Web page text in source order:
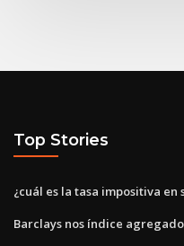
Top Stories
¿cuál es la tasa impositiva en
Barclays nos índice